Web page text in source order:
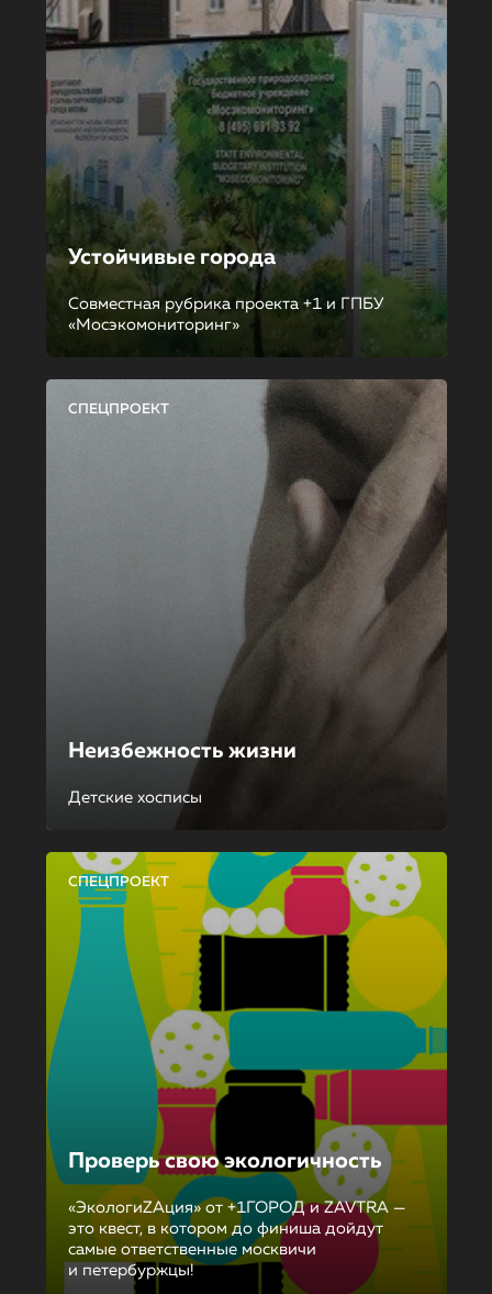
Устойчивые города
Совместная рубрика проекта +1 и ГПБУ
«Мосэкомониторинг»
СПЕЦПРОЕКТ
Неизбежность жизни
Детские хосписы
СПЕЦПРОЕКТ
Проверь свою экологичность
«ЭкологиZAция» от +1ГОРОД и ZAVTRA —
это квест, в котором до финиша дойдут
самые ответственные москвичи
и петербуржцы!